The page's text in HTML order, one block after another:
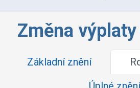
Změna
Základní znění